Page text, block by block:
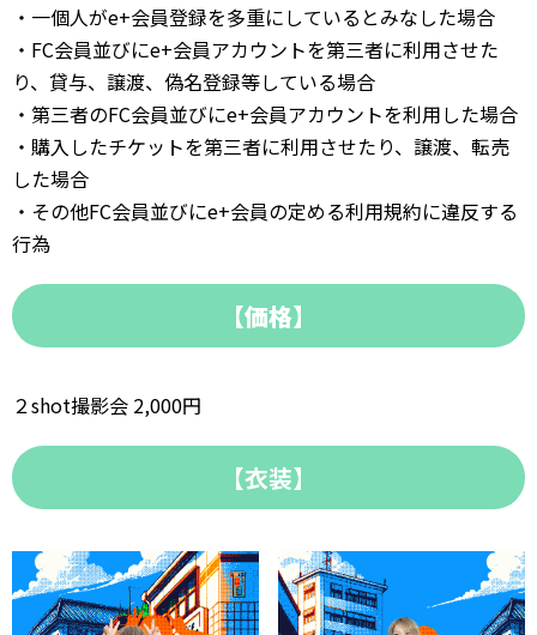
・一個人がe+会員登録を多重にしているとみなした場合
・FC会員並びにe+会員アカウントを第三者に利用させた
り、貸与、譲渡、偽名登録等している場合
・第三者のFC会員並びにe+会員アカウントを利用した場合
・購入したチケットを第三者に利用させたり、譲渡、転売
した場合
・その他FC会員並びにe+会員の定める利用規約に違反する
行為
【価格】
２shot撮影会 2,000円
【衣装】